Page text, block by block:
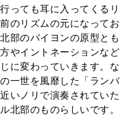
っても耳に入ってくるリ
のリズムの元になってお
部のバイヨンの原型とも
やイントネーションなど
に変わっていきます。な
一世を風靡した「ランバ
いノリで演奏されていた
北部のものらしいです。